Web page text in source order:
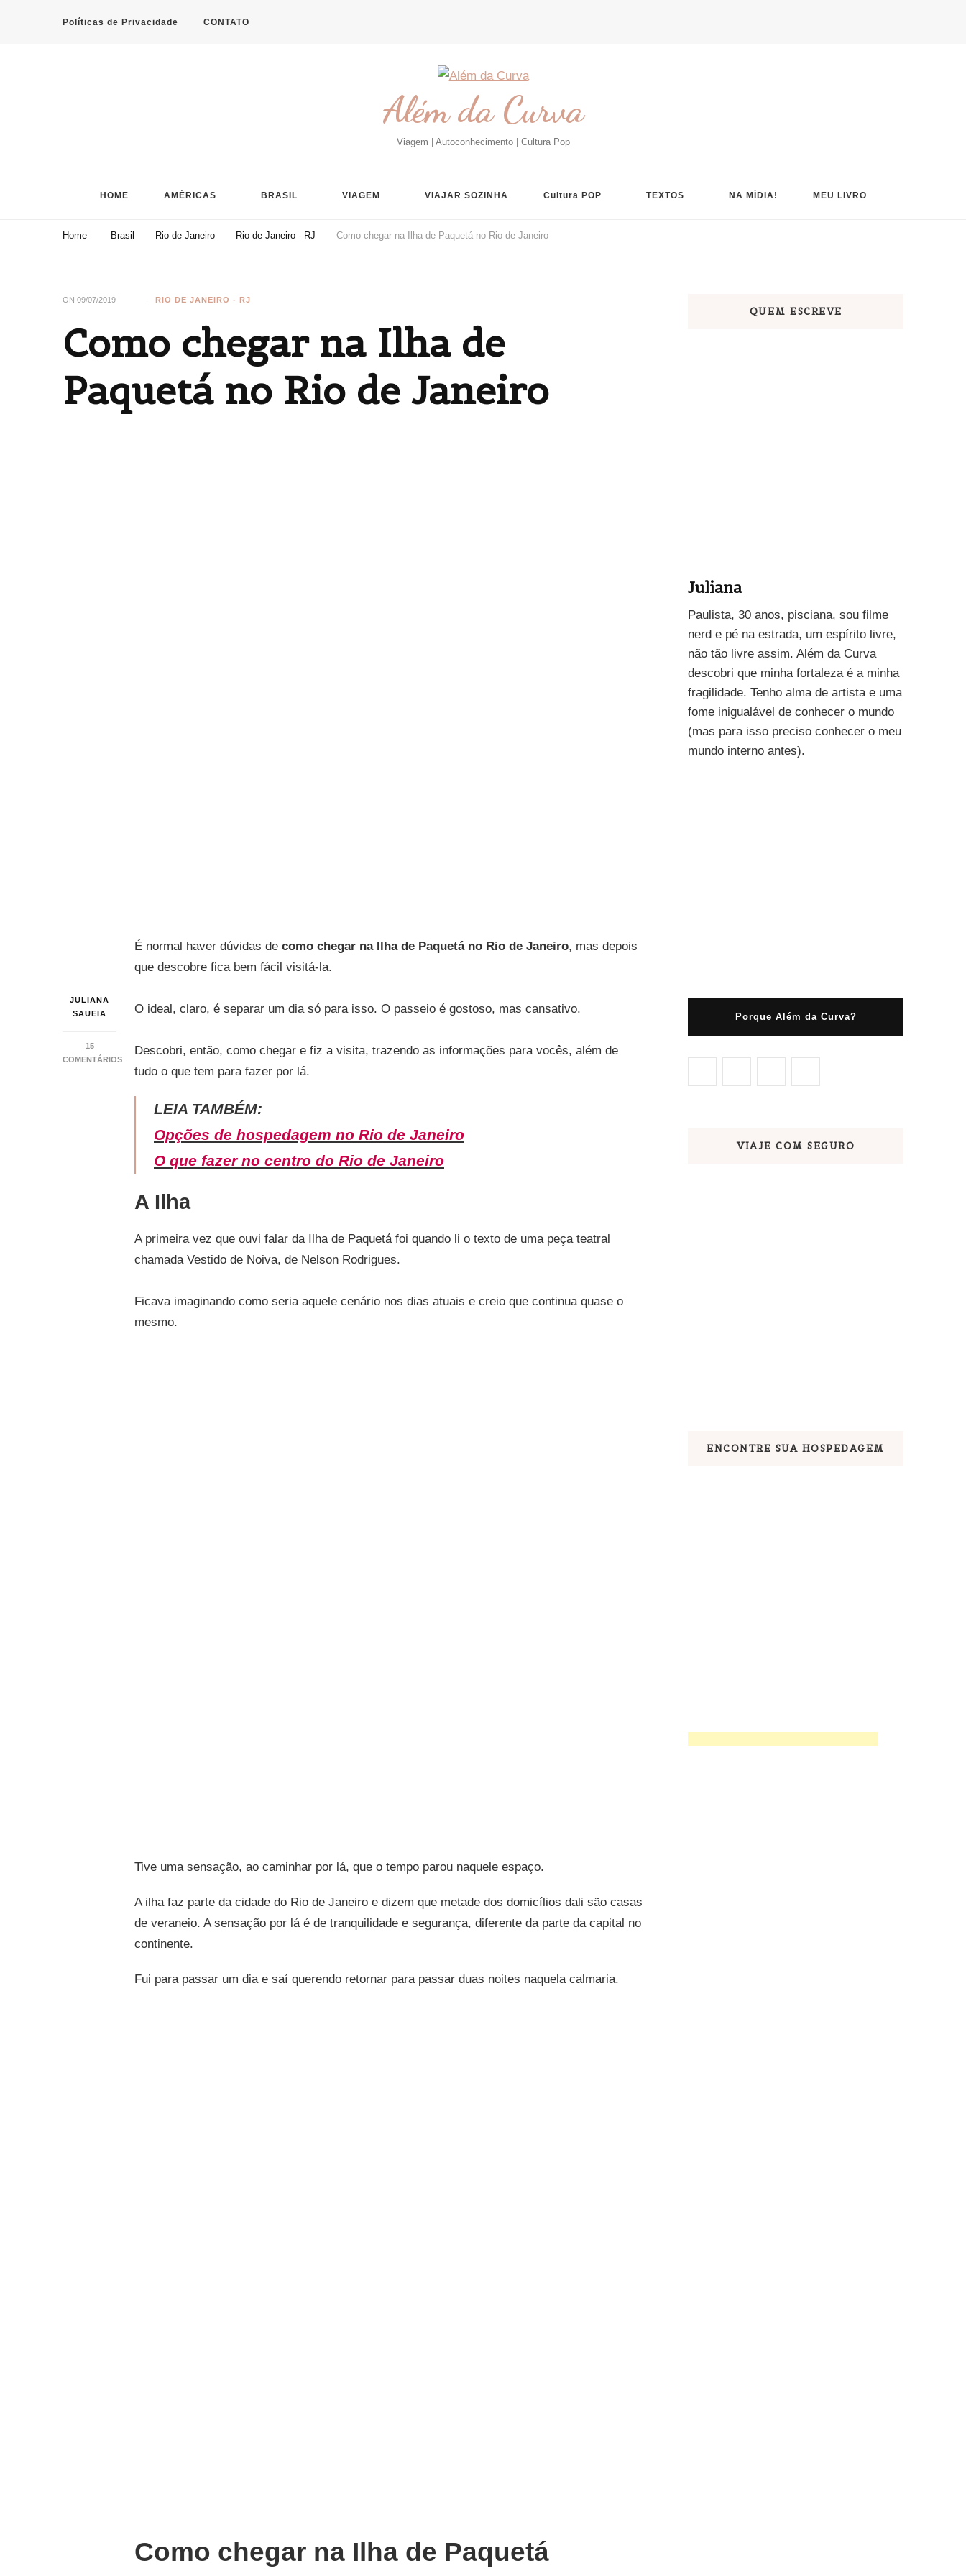
Políticas de Privacidade CONTATO
Além da Curva
Viagem | Autoconhecimento | Cultura Pop
HOME AMÉRICAS BRASIL VIAGEM VIAJAR SOZINHA Cultura POP TEXTOS NA MÍDIA! MEU LIVRO
Home Brasil Rio de Janeiro Rio de Janeiro - RJ Como chegar na Ilha de Paquetá no Rio de Janeiro
ON 09/07/2019 RIO DE JANEIRO - RJ
Como chegar na Ilha de
Paquetá no Rio de Janeiro
JULIANA
SAUEIA
15
COMENTÁRIOS
É normal haver dúvidas de como chegar na Ilha de Paquetá no Rio de Janeiro, mas depois
que descobre fica bem fácil visitá-la.
O ideal, claro, é separar um dia só para isso. O passeio é gostoso, mas cansativo.
Descobri, então, como chegar e fiz a visita, trazendo as informações para vocês, além de
tudo o que tem para fazer por lá.
LEIA TAMBÉM:
Opções de hospedagem no Rio de Janeiro
O que fazer no centro do Rio de Janeiro
A Ilha
A primeira vez que ouvi falar da Ilha de Paquetá foi quando li o texto de uma peça teatral
chamada Vestido de Noiva, de Nelson Rodrigues.
Ficava imaginando como seria aquele cenário nos dias atuais e creio que continua quase o
mesmo.
Tive uma sensação, ao caminhar por lá, que o tempo parou naquele espaço.
A ilha faz parte da cidade do Rio de Janeiro e dizem que metade dos domicílios dali são casas
de veraneio. A sensação por lá é de tranquilidade e segurança, diferente da parte da capital no
continente.
Fui para passar um dia e saí querendo retornar para passar duas noites naquela calmaria.
Como chegar na Ilha de Paquetá
QUEM ESCREVE
Juliana
Paulista, 30 anos, pisciana, sou filme
nerd e pé na estrada, um espírito livre,
não tão livre assim. Além da Curva
descobri que minha fortaleza é a minha
fragilidade. Tenho alma de artista e uma
fome inigualável de conhecer o mundo
(mas para isso preciso conhecer o meu
mundo interno antes).
Porque Além da Curva?
VIAJE COM SEGURO
ENCONTRE SUA HOSPEDAGEM